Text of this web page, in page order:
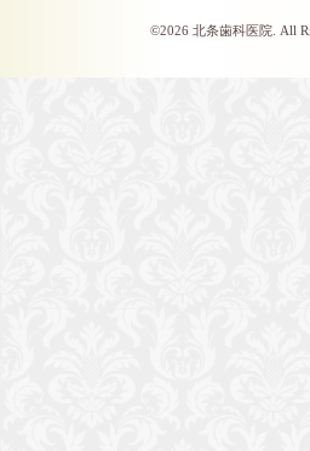
©2026 北条歯科医院. All